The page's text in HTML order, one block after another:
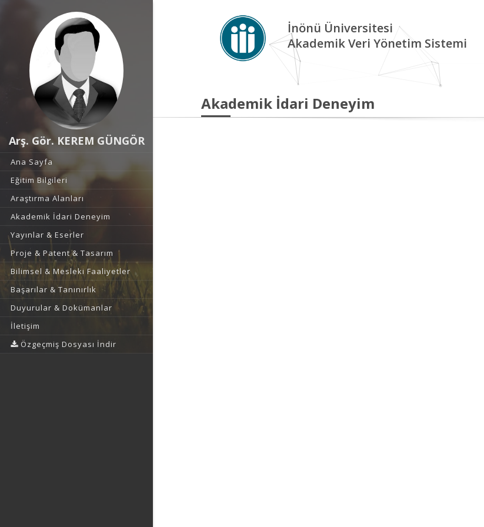
Arş. Gör. KEREM GÜNGÖR
Ana Sayfa
Eğitim Bilgileri
Araştırma Alanları
Akademik İdari Deneyim
Yayınlar & Eserler
Proje & Patent & Tasarım
Bilimsel & Mesleki Faaliyetler
Başarılar & Tanınırlık
Duyurular & Dokümanlar
İletişim
Özgeçmiş Dosyası İndir
İnönü Üniversitesi
Akademik Veri Yönetim Sistemi
Akademik İdari Deneyim